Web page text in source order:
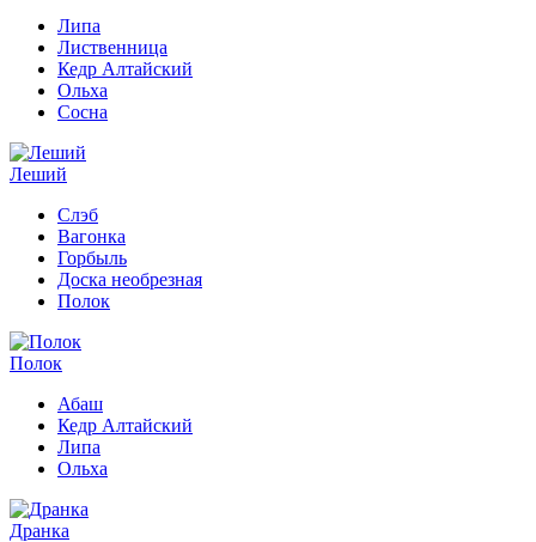
Липа
Лиственница
Кедр Алтайский
Ольха
Сосна
Леший
Слэб
Вагонка
Горбыль
Доска необрезная
Полок
Полок
Абаш
Кедр Алтайский
Липа
Ольха
Дранка